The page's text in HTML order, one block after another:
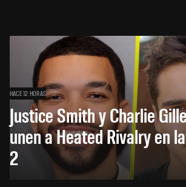
HACE 12 HORAS
Justice Smith y Charlie
unen a Heated Rivalry en
2